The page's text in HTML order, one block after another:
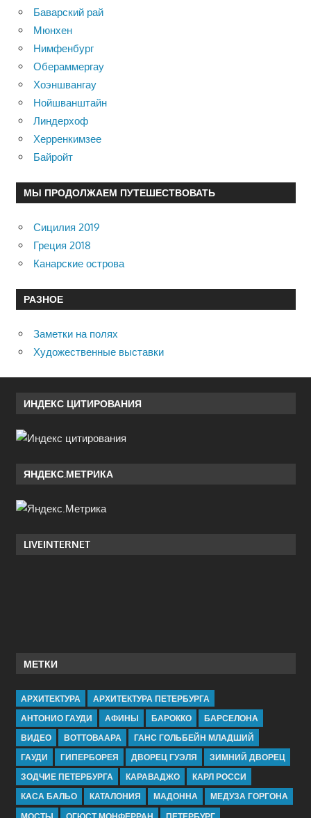
Баварский рай
Мюнхен
Нимфенбург
Обераммергау
Хоэншвангау
Нойшванштайн
Линдерхоф
Херренкимзее
Байройт
МЫ ПРОДОЛЖАЕМ ПУТЕШЕСТВОВАТЬ
Сицилия 2019
Греция 2018
Канарские острова
РАЗНОЕ
Заметки на полях
Художественные выставки
ИНДЕКС ЦИТИРОВАНИЯ
ЯНДЕКС.МЕТРИКА
LIVEINTERNET
МЕТКИ
АРХИТЕКТУРА
АРХИТЕКТУРА ПЕТЕРБУРГА
АНТОНИО ГАУДИ
АФИНЫ БАРОККО
БАРСЕЛОНА
ВИДЕО
ВОТТОВААРА
ГАНС ГОЛЬБЕЙН МЛАДШИЙ
ГАУДИ
ГИПЕРБОРЕЯ ДВОРЕЦ ГУЭЛЯ
ЗИМНИЙ ДВОРЕЦ
ЗОДЧИЕ ПЕТЕРБУРГА
КАРАВАДЖО
КАРЛ РОССИ
КАСА БАЛЬО
КАТАЛОНИЯ МАДОННА
МЕДУЗА ГОРГОНА